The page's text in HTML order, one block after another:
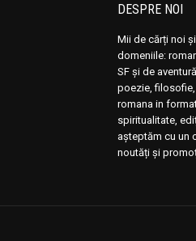
DESPRE NOI
Mii de cărți noi
domeniile:
SF și de
poezie,
romana in
spiritualitate,
așteptăm cu un
noutăți și